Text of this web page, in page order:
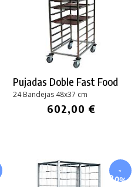
Pujadas Doble Fast Food
24 Bandejas 48x37 cm
602,00 €
-
20%